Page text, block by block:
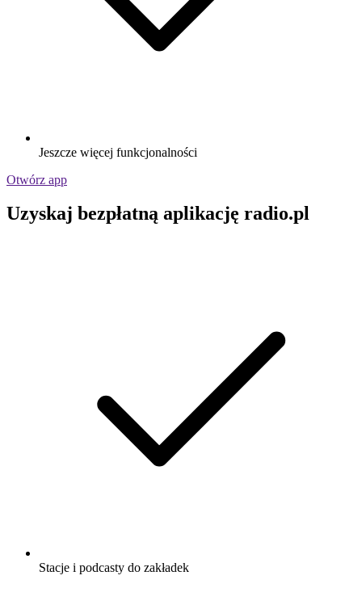
Jeszcze więcej funkcjonalności
Otwórz app
Uzyskaj bezpłatną aplikację radio.pl
Stacje i podcasty do zakładek